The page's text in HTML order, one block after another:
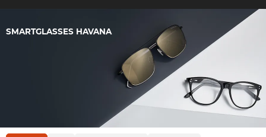
SMARTGLASSES HAVANA